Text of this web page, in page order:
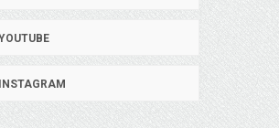
INSTAGRAM